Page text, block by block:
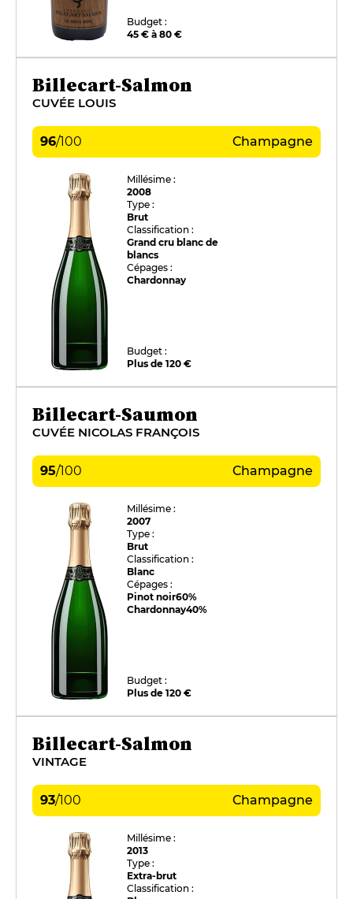
Budget :
45 € à 80 €
Billecart-Salmon
CUVÉE LOUIS
96/100 Champagne
Millésime :
2008
Type :
Brut
Classification :
Grand cru blanc de
blancs
Cépages :
Chardonnay
Budget :
Plus de 120 €
Billecart-Saumon
CUVÉE NICOLAS FRANÇOIS
95/100 Champagne
Millésime :
2007
Type :
Brut
Classification :
Blanc
Cépages :
Pinot noir60%
Chardonnay40%
Budget :
Plus de 120 €
Billecart-Salmon
VINTAGE
93/100 Champagne
Millésime :
2013
Type :
Extra-brut
Classification :